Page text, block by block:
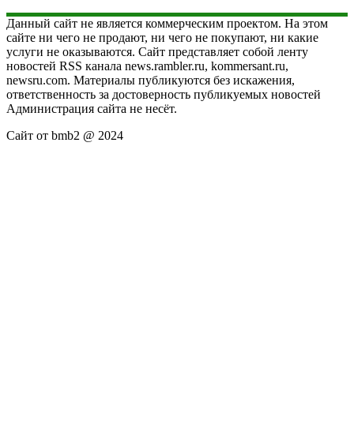
Данный сайт не является коммерческим проектом. На этом
сайте ни чего не продают, ни чего не покупают, ни какие
услуги не оказываются. Сайт представляет собой ленту
новостей RSS канала news.rambler.ru, kommersant.ru,
newsru.com. Материалы публикуются без искажения,
ответственность за достоверность публикуемых новостей
Администрация сайта не несёт.
Сайт от bmb2 @ 2024